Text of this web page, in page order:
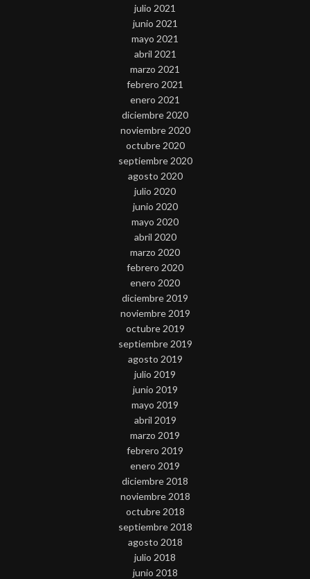
julio 2021
junio 2021
mayo 2021
abril 2021
marzo 2021
febrero 2021
enero 2021
diciembre 2020
noviembre 2020
octubre 2020
septiembre 2020
agosto 2020
julio 2020
junio 2020
mayo 2020
abril 2020
marzo 2020
febrero 2020
enero 2020
diciembre 2019
noviembre 2019
octubre 2019
septiembre 2019
agosto 2019
julio 2019
junio 2019
mayo 2019
abril 2019
marzo 2019
febrero 2019
enero 2019
diciembre 2018
noviembre 2018
octubre 2018
septiembre 2018
agosto 2018
julio 2018
junio 2018